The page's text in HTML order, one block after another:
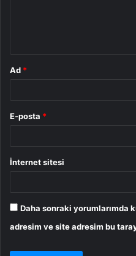
Ad *
E-posta *
İnternet sitesi
Daha sonraki yorumlarımda
adresim ve site adresim bu